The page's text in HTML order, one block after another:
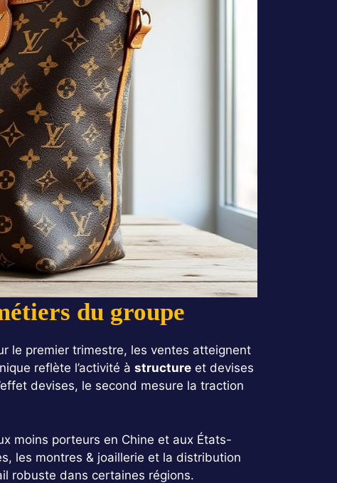
du groupe
le premier trimestre, les ventes atteignent
reflète l’activité à structure et devises
devises, le second mesure la traction
moins porteurs en Chine et aux États-
les montres & joaillerie et la distribution
robuste dans certaines régions.